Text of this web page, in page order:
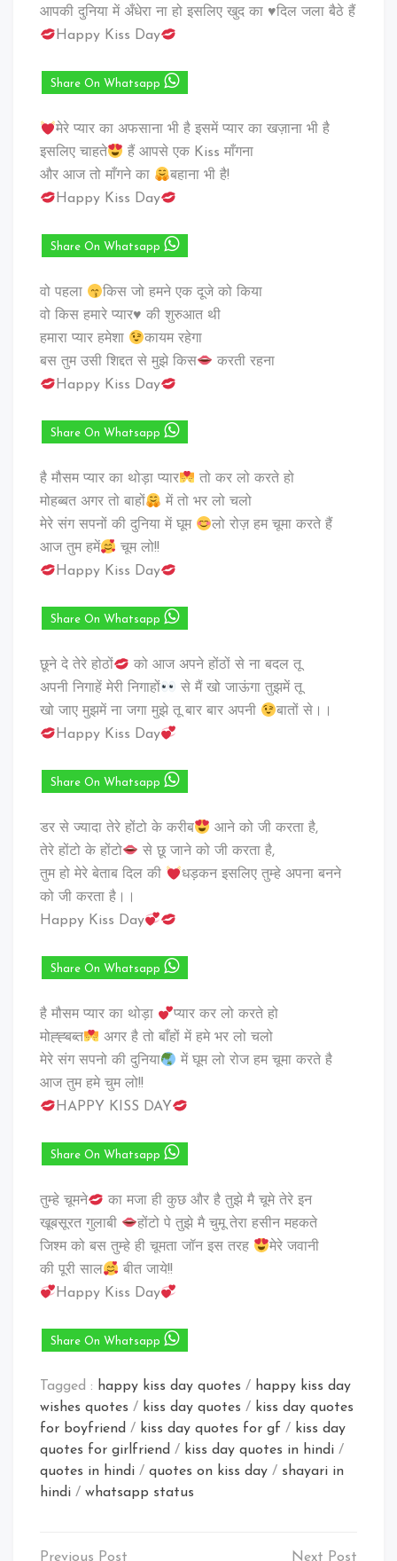
आपकी दुनिया में अँधेरा ना हो इसलिए खुद का ♥️दिल जला बैठे हैं
Happy Kiss Day
Share On Whatsapp
मेरे प्यार का अफसाना भी है इसमें प्यार का खज़ाना भी है
इसलिए चाहते
हैं आपसे एक Kiss माँगना
और आज तो माँगने का
बहाना भी है!
Happy Kiss Day
Share On Whatsapp
वो पहला
किस जो हमने एक दूजे को किया
वो किस हमारे प्यार♥️ की शुरुआत थी
हमारा प्यार हमेशा
कायम रहेगा
बस तुम उसी शिद्दत से मुझे किस
करती रहना
Happy Kiss Day
Share On Whatsapp
है मौसम प्यार का थोड़ा प्यार
तो कर लो करते हो
मोहब्बत अगर तो बाहों
में तो भर लो चलो
मेरे संग सपनों की दुनिया में घूम
लो रोज़ हम चूमा करते हैं
आज तुम हमें
चूम लो!!
Happy Kiss Day
Share On Whatsapp
छूने दे तेरे होठों
को आज अपने होंठों से ना बदल तू
अपनी निगाहें मेरी निगाहों
से मैं खो जाऊंगा तुझमें तू
खो जाए मुझमें ना जगा मुझे तू बार बार अपनी
बातों से।।
Happy Kiss Day
Share On Whatsapp
डर से ज्यादा तेरे होंटो के करीब
आने को जी करता है,
तेरे होंटो के होंटो
से छू जाने को जी करता है,
तुम हो मेरे बेताब दिल की
धड़कन इसलिए तुम्हे अपना बनने
को जी करता है।।
Happy Kiss Day
Share On Whatsapp
है मौसम प्यार का थोड़ा
प्यार कर लो करते हो
मोह्ह्बब्त
अगर है तो बाँहों में हमे भर लो चलो
मेरे संग सपनो की दुनिया
में घूम लो रोज हम चूमा करते है
आज तुम हमे चुम लो!!
HAPPY KISS DAY
Share On Whatsapp
तुम्हे चूमने
का मजा ही कुछ और है तुझे मै चूमे तेरे इन
खूबसूरत गुलाबी
होंटो पे तुझे मै चुमू तेरा हसीन महकते
जिश्म को बस तुम्हे ही चूमता जॉन इस तरह
मेरे जवानी
की पूरी साल
बीत जाये!!
Happy Kiss Day
Share On Whatsapp
Tagged : happy kiss day quotes / happy kiss day
wishes quotes / kiss day quotes / kiss day quotes
for boyfriend / kiss day quotes for gf / kiss day
quotes for girlfriend / kiss day quotes in hindi /
quotes in hindi / quotes on kiss day / shayari in
hindi / whatsapp status
Post